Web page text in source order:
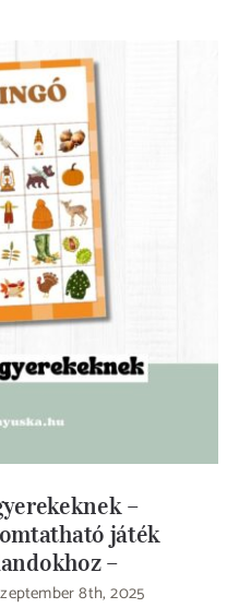
– ingyenesen
kalandokhoz –
–
játék
–
8th, 2025